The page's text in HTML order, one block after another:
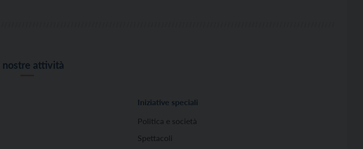
nostre attività
Iniziative speciali
Politica e società
Spettacoli